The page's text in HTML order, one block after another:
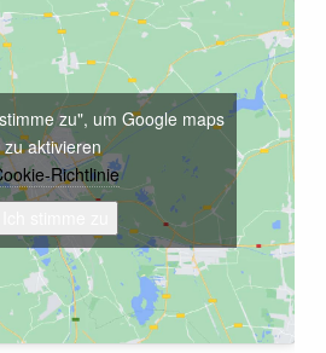
zu", um Google maps
zu aktivieren
Richtlinie